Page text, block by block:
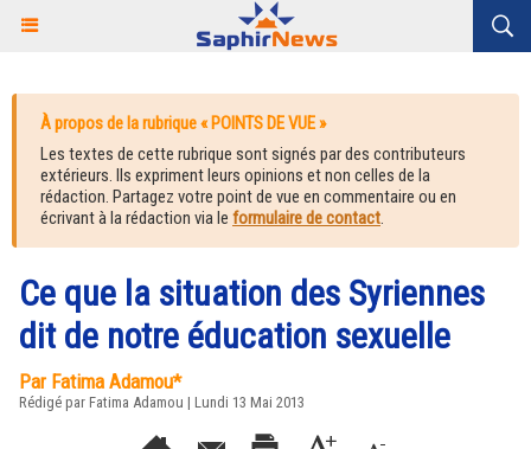
À propos de la rubrique « POINTS DE VUE »
Les textes de cette rubrique sont signés par des contributeurs
extérieurs. Ils expriment leurs opinions et non celles de la
rédaction. Partagez votre point de vue en commentaire ou en
écrivant à la rédaction via le formulaire de contact.
Ce que la situation des Syriennes
dit de notre éducation sexuelle
Par Fatima Adamou*
Rédigé par Fatima Adamou | Lundi 13 Mai 2013